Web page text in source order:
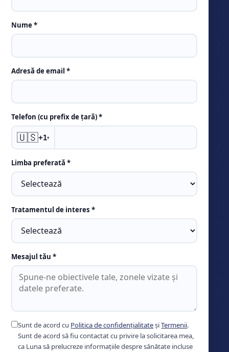
field
empty
Nume *
Adresă de email *
Telefon (cu prefix de țară) *
🇺🇸+1▾
Limba preferată *
Tratamentul de interes *
Mesajul tău *
Sunt de acord cu Politica de confidențialitateșiTermenii.
Sunt de acord să fiu contactat cu privire la solicitarea mea,
ca Luna să prelucreze informațiile despre sănătate incluse